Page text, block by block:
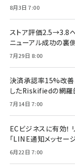
8月3日 7:00
ストア評価2.5→3.8へ
ニューアル成功の裏
7月29日 8:00
決済承認率15%改善
したRiskifiedの網
7月14日 7:00
ECビジネスに有効
「LINE通知メッセー
6月22日 7:00